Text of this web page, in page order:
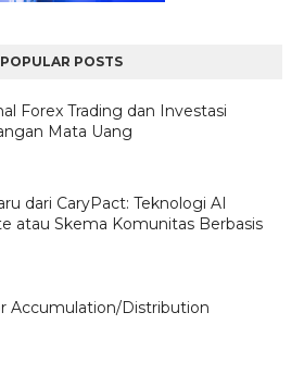
POPULAR POSTS
Forex Trading dan Investasi
Mata Uang
dari CaryPact: Teknologi AI
atau Skema Komunitas Berbasis
Accumulation/Distribution